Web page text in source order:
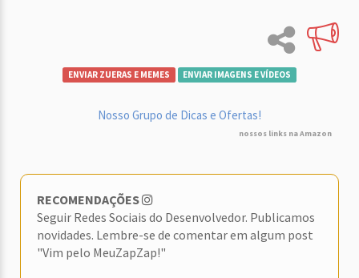
ENVIAR ZUERAS E MEMES ENVIAR IMAGENS E VÍDEOS
Nosso Grupo de Dicas e Ofertas!
nossos links na Amazon
RECOMENDAÇÕES
Seguir Redes Sociais do Desenvolvedor. Publicamos
novidades. Lembre-se de comentar em algum post
"Vim pelo MeuZapZap!"